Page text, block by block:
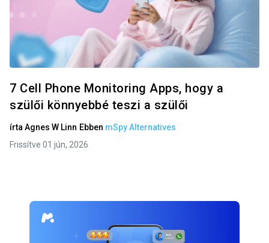
7 Cell Phone Monitoring Apps, hogy a
szülői könnyebbé teszi a szülői
írta Agnes W Linn Ebben mSpy Alternatives
Frissítve 01 jún, 2026